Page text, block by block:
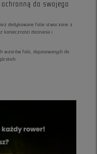
do swojego
dedykowane folie stworzone z
konieczności docinania i
wzorów folii, dopasowanych do